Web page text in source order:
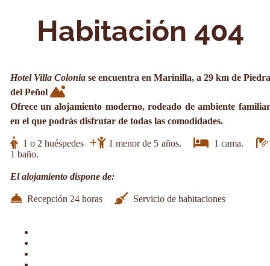
Habitación 404
Hotel Villa Coloniase encuentra en Marinilla, a 29 km de Piedra
del Peñol
Ofrece un alojamiento moderno, rodeado de ambiente familiar
en el que podrás disfrutar de todas las comodidades.
1 o 2 huéspedes 1 menor de 5 años.
1 cama.
1 baño.
El alojamiento dispone de:
Recepción 24 horas Servicio de habitaciones